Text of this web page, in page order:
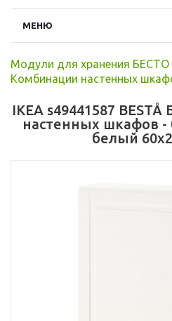
МЕНЮ
Модули для хранения БЕСТО
Комбинации настенных
IKEA s49441587
настенных шкафов
белый